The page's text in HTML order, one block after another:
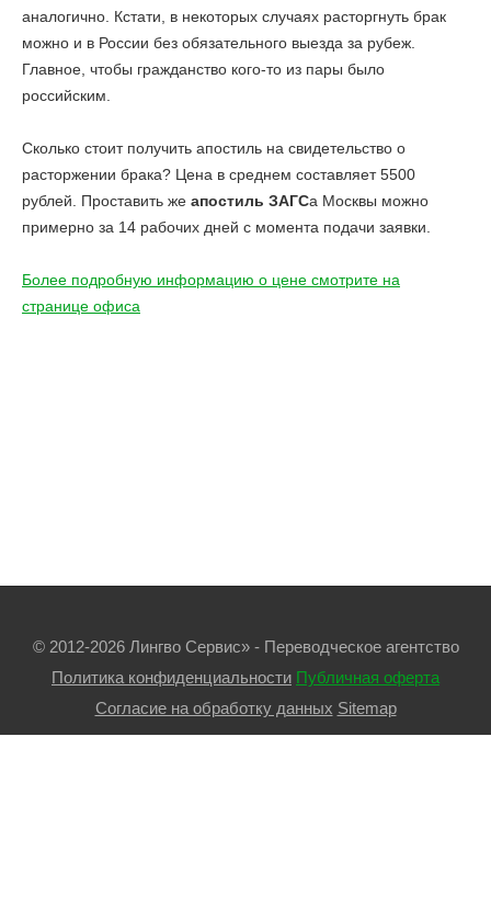
аналогично. Кстати, в некоторых случаях расторгнуть брак
можно и в России без обязательного выезда за рубеж.
Главное, чтобы гражданство кого-то из пары было
российским.
Сколько стоит получить апостиль на свидетельство о
расторжении брака? Цена в среднем составляет 5500
рублей. Проставить же апостиль ЗАГСа Москвы можно
примерно за 14 рабочих дней с момента подачи заявки.
Более подробную информацию о цене смотрите на
странице офиса
© 2012-2026 Лингво Сервис» - Переводческое агентство
Политика конфиденциальности Публичная оферта
Согласие на обработку данных Sitemap